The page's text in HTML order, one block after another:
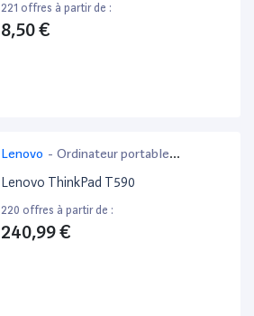
221 offres à partir de :
8,50 €
Lenovo - Ordinateur portable
bureautique
Lenovo ThinkPad T590
220 offres à partir de :
240,99 €